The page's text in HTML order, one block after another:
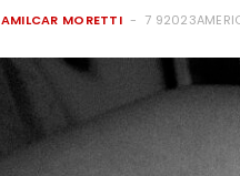
AMILCAR MORETTI 7